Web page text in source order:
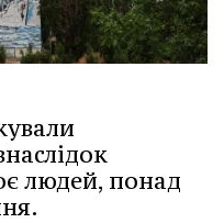
людей, понад